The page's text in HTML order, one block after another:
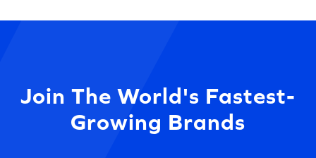
Join The World's Fastest-
Growing Brands